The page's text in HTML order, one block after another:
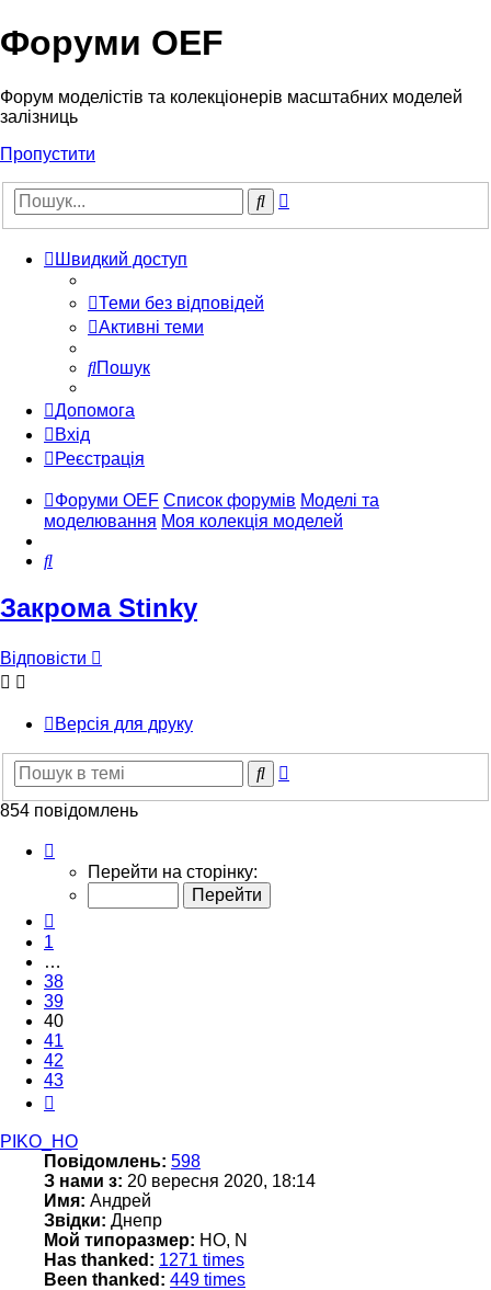
Форуми OEF
Форум моделістів та колекціонерів масштабних моделей
залізниць
Пропустити
Пошук
Швидкий доступ
Теми без відповідей
Активні теми
Пошук
Допомога
Вхід
Реєстрація
Форуми OEF Список форумів Моделі та
моделювання Моя колекція моделей
Пошук
Закрома Stinky
Відповісти
Версія для друку
Пошук
854 повідомлень
40
43
Перейти на сторінку:
1
…
38
39
40
41
42
43
PIKO_HO
Повідомлень: 598
З нами з: 20 вересня 2020, 18:14
Имя: Андрей
Звідки: Днепр
Мой типоразмер: НО, N
Has thanked: 1271 times
Been thanked: 449 times